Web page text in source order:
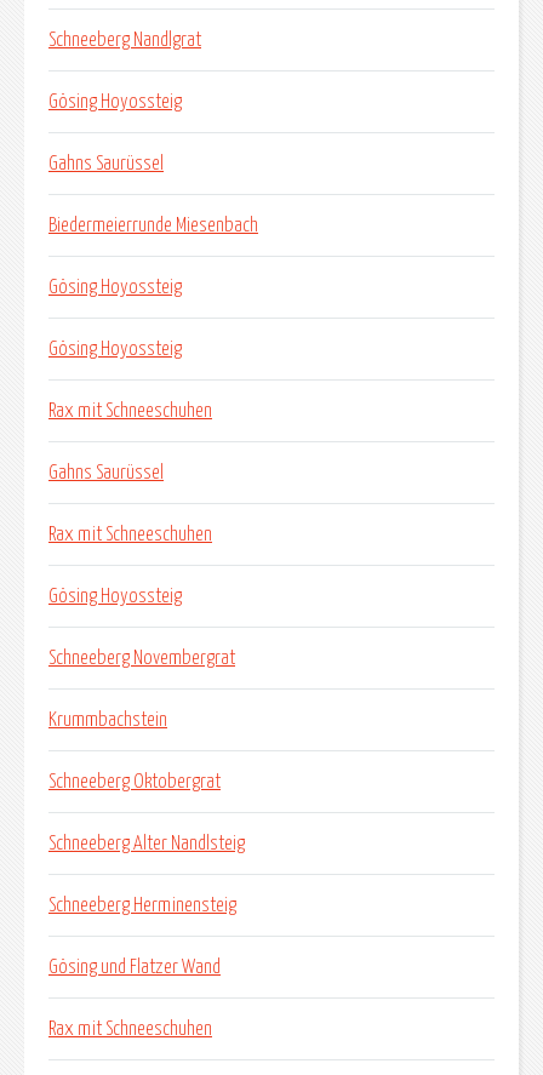
Schneeberg Nandlgrat
Gösing Hoyossteig
Gahns Saurüssel
Biedermeierrunde Miesenbach
Gösing Hoyossteig
Gösing Hoyossteig
Rax mit Schneeschuhen
Gahns Saurüssel
Rax mit Schneeschuhen
Gösing Hoyossteig
Schneeberg Novembergrat
Krummbachstein
Schneeberg Oktobergrat
Schneeberg Alter Nandlsteig
Schneeberg Herminensteig
Gösing und Flatzer Wand
Rax mit Schneeschuhen